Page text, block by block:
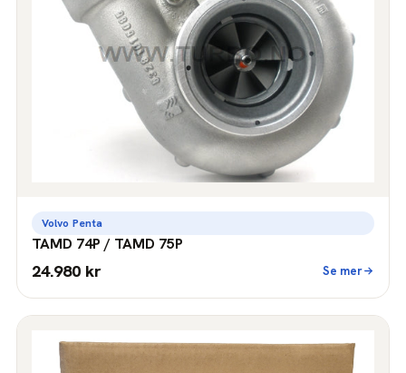
Volvo Penta
TAMD 74P / TAMD 75P
24.980 kr Se mer